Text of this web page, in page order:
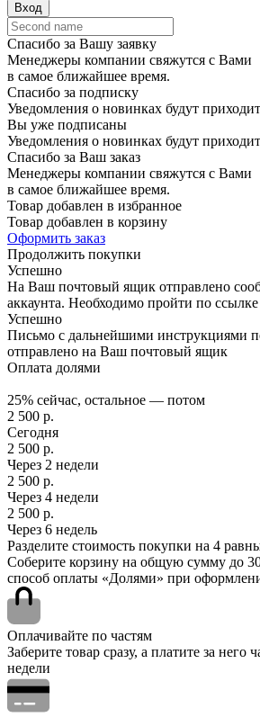
Вход
Спасибо за Вашу заявку
Менеджеры компании свяжутся с Вами
в самое ближайшее время.
Спасибо за подписку
Уведомления о новинках будут
Вы уже подписаны
Уведомления о новинках будут
Спасибо за Ваш заказ
Менеджеры компании свяжутся с Вами
в самое ближайшее время.
Товар добавлен в избранное
Товар добавлен в корзину
Оформить заказ
Продолжить покупки
Успешно
На Ваш почтовый ящик отправлено
аккаунта. Необходимо пройти по
Успешно
Письмо с дальнейшими инструкциями
отправлено на Ваш почтовый ящик
Оплата долями
25% сейчас, остальное — потом
2 500 р.
Сегодня
2 500 р.
Через 2 недели
2 500 р.
Через 4 недели
2 500 р.
Через 6 недель
Разделите стоимость покупки на 4
Соберите корзину на общую сумму до
способ оплаты «Долями» при
Оплачивайте по частям
Заберите товар сразу, а платите за него
недели